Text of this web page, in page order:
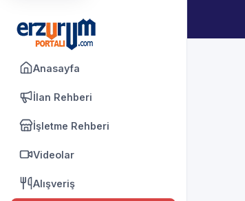
Anasayfa
İlan Rehberi
İşletme Rehberi
Videolar
Alışveriş